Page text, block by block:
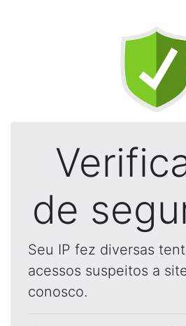
de
Seu IP fez diversas
acessos suspeitos a
conosco.